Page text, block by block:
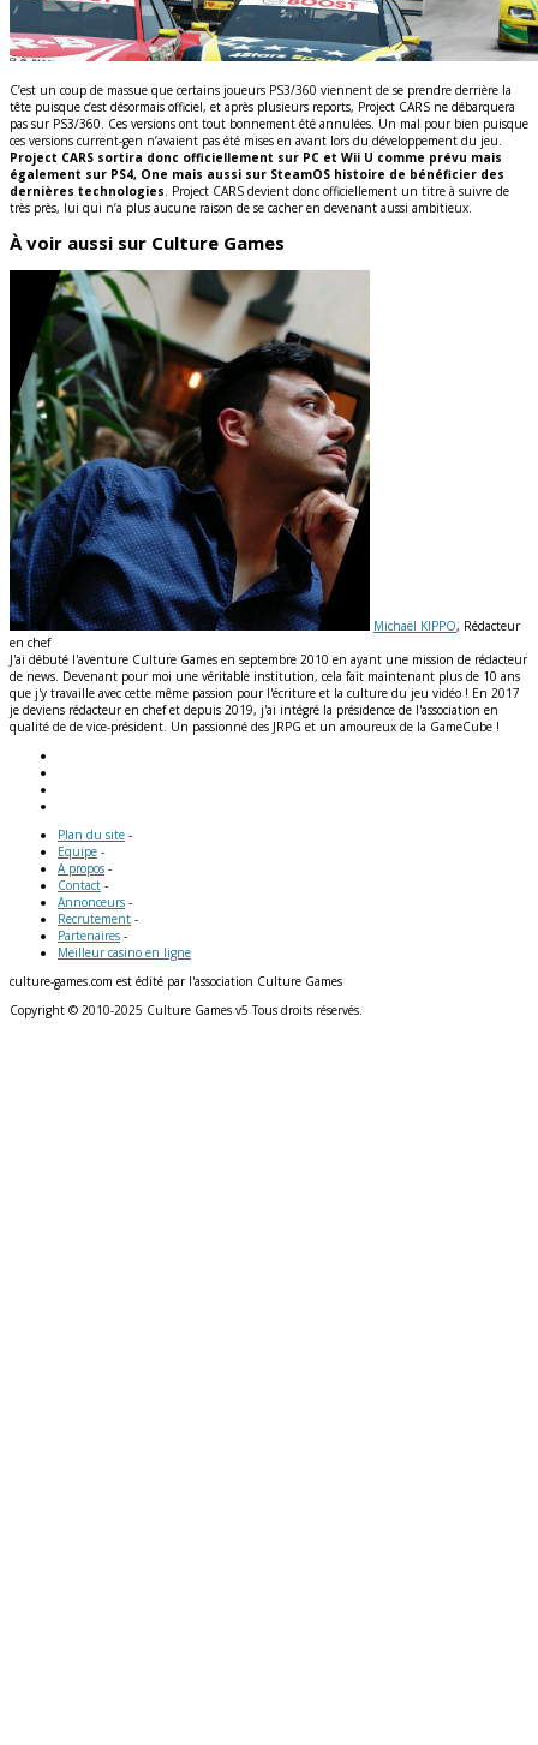
C’est un coup de massue que certains joueurs PS3/360 viennent de se prendre derrière la
tête puisque c’est désormais officiel, et après plusieurs reports, Project CARS ne débarquera
pas sur PS3/360. Ces versions ont tout bonnement été annulées. Un mal pour bien puisque
ces versions current-gen n’avaient pas été mises en avant lors du développement du jeu.
Project CARS sortira donc officiellement sur PC et Wii U comme prévu mais
également sur PS4, One mais aussi sur SteamOS histoire de bénéficier des
dernières technologies. Project CARS devient donc officiellement un titre à suivre de
très près, lui qui n’a plus aucune raison de se cacher en devenant aussi ambitieux.
À voir aussi sur Culture Games
Michaël KIPPO, Rédacteur
en chef
J'ai débuté l'aventure Culture Games en septembre 2010 en ayant une mission de rédacteur
de news. Devenant pour moi une véritable institution, cela fait maintenant plus de 10 ans
que j'y travaille avec cette même passion pour l'écriture et la culture du jeu vidéo ! En 2017
je deviens rédacteur en chef et depuis 2019, j'ai intégré la présidence de l'association en
qualité de de vice-président. Un passionné des JRPG et un amoureux de la GameCube !
Plan du site -
Equipe -
A propos -
Contact -
Annonceurs -
Recrutement -
Partenaires -
Meilleur casino en ligne
culture-games.com est édité par l'association Culture Games
Copyright © 2010-2025 Culture Games v5 Tous droits réservés.